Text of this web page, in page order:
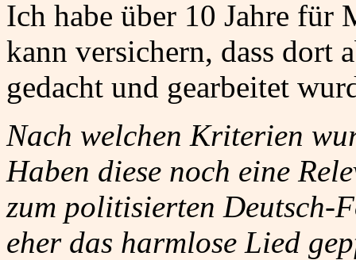
Ich habe über 10 Jahre für
kann versichern, dass dort
gedacht und gearbeitet
Nach welchen Kriterien
Haben diese noch eine
zum politisierten Deutsch-
eher das harmlose Lied